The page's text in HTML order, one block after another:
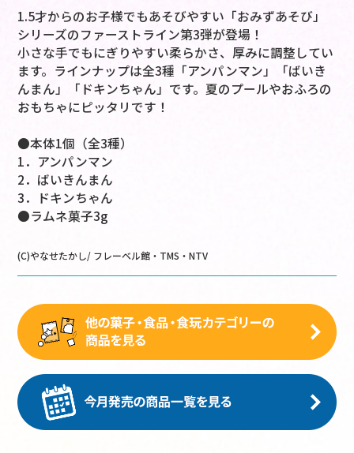
1.5才からのお子様でもあそびやすい「おみずあそび」
シリーズのファーストライン第3弾が登場！
小さな手でもにぎりやすい柔らかさ、厚みに調整してい
ます。ラインナップは全3種「アンパンマン」「ばいき
んまん」「ドキンちゃん」です。夏のプールやおふろの
おもちゃにピッタリです！
●本体1個（全3種）
1．アンパンマン
2．ばいきんまん
3．ドキンちゃん
●ラムネ菓子3g
(C)やなせたかし/ フレーベル館・TMS・NTV